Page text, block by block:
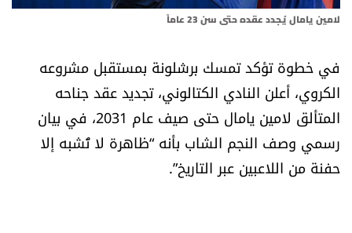
خاص الموقع
كتّابنا
تحت المجهر
آراء
لامين يامال يُجدد عقده حتى سن 23 عاماً
في خطوة تؤكد تمسك برشلونة بمستقبل مشروعه
الكروي، أعلن النادي الكتالوني، تجديد عقد جناحه
المتألق لامين يامال حتى صيف عام 2031، في بيان
رسمي وصف النجم الشاب بأنه “ظاهرة لا تُشبه إلا
حفنة من اللاعبين عبر التاريخ”.